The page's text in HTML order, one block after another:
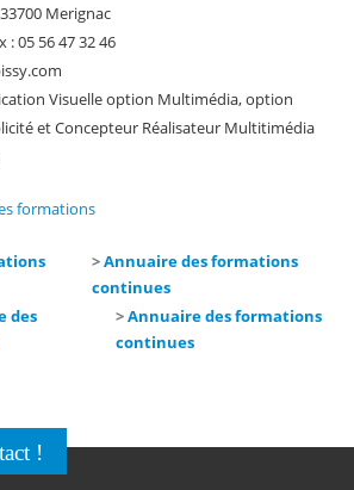
Merignac
: 05 56 47 32 46
.com
Visuelle option Multimédia, option
et Concepteur Réalisateur Multitimédia
formations
>Annuaire des formations
continues
des
>Annuaire des formations
continues
!